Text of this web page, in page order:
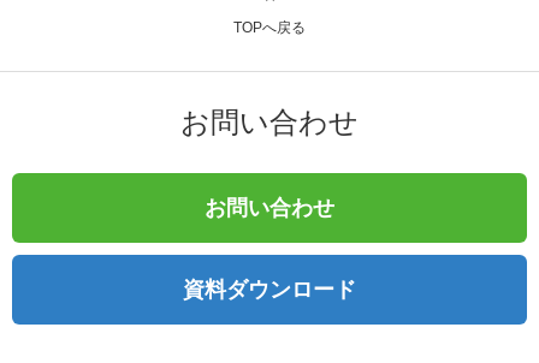
TOPへ戻る
お問い合わせ
お問い合わせ
資料ダウンロード